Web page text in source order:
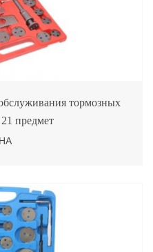
тормозных
предмет